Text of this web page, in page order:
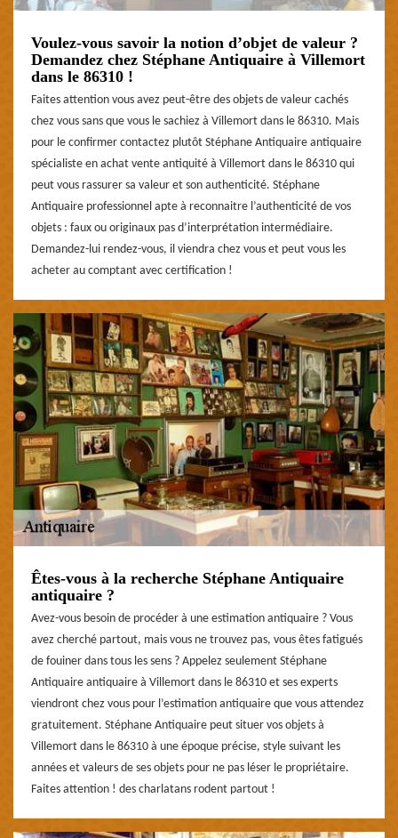
Voulez-vous savoir la notion d’objet de valeur ?
Demandez chez Stéphane Antiquaire à Villemort
dans le 86310 !
Faites attention vous avez peut-être des objets de valeur cachés
chez vous sans que vous le sachiez à Villemort dans le 86310. Mais
pour le confirmer contactez plutôt Stéphane Antiquaire antiquaire
spécialiste en achat vente antiquité à Villemort dans le 86310 qui
peut vous rassurer sa valeur et son authenticité. Stéphane
Antiquaire professionnel apte à reconnaitre l’authenticité de vos
objets : faux ou originaux pas d’interprétation intermédiaire.
Demandez-lui rendez-vous, il viendra chez vous et peut vous les
acheter au comptant avec certification !
Êtes-vous à la recherche Stéphane Antiquaire
antiquaire ?
Avez-vous besoin de procéder à une estimation antiquaire ? Vous
avez cherché partout, mais vous ne trouvez pas, vous êtes fatigués
de fouiner dans tous les sens ? Appelez seulement Stéphane
Antiquaire antiquaire à Villemort dans le 86310 et ses experts
viendront chez vous pour l’estimation antiquaire que vous attendez
gratuitement. Stéphane Antiquaire peut situer vos objets à
Villemort dans le 86310 à une époque précise, style suivant les
années et valeurs de ses objets pour ne pas léser le propriétaire.
Faites attention ! des charlatans rodent partout !